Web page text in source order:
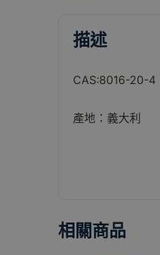
描述
CAS:8016-20-4
產地：義大利
相關商品